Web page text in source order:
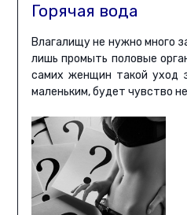
Горячая вода
Влагалищу не нужно много
лишь промыть половые
самих женщин такой уход
маленьким, будет чувство